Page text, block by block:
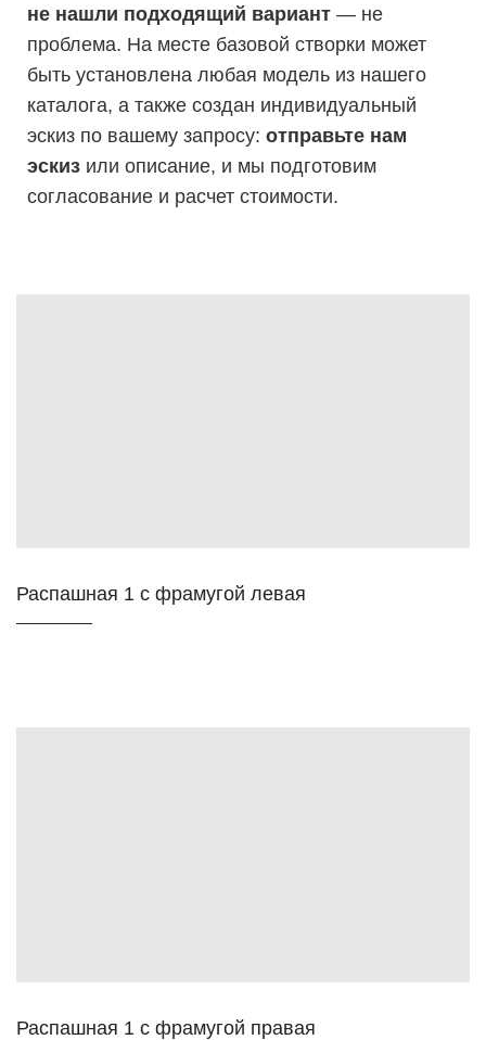
не нашли подходящий вариант — не
проблема. На месте базовой створки может
быть установлена любая модель из нашего
каталога, а также создан индивидуальный
эскиз по вашему запросу: отправьте нам
эскиз или описание, и мы подготовим
согласование и расчет стоимости.
Распашная 1 с фрамугой левая
Распашная 1 с фрамугой правая